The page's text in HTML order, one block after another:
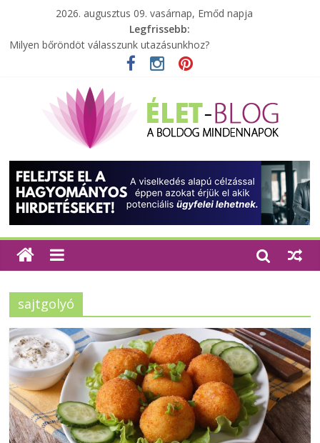
2026. augusztus 09. vasárnap, Emőd napja
Legfrissebb:
Milyen bőröndöt válasszunk utazásunkhoz?
Elérhető zöld energia mindenki számára
Különleges tömörfa ládák Indiából
A zöld forradalom: A mosó- és parfümtermékek környezetbarát
szempontjainak erősítése
sajtgolyó